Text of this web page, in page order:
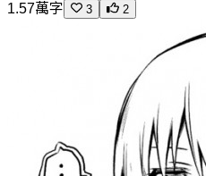
1.57萬字
3 2